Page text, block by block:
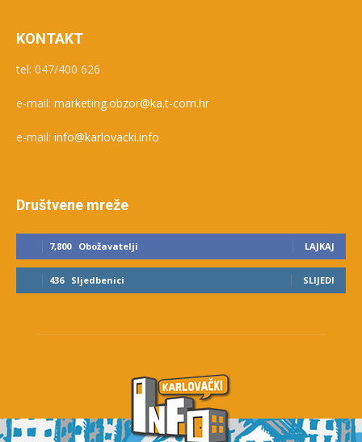
KONTAKT
tel: 047/400 626
e-mail: marketing.obzor@ka.t-com.hr
e-mail: info@karlovacki.info
Društvene mreže
7,800 Obožavatelji LAJKAJ
436 Sljedbenici SLIJEDI